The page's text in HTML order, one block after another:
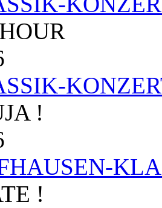
!
!